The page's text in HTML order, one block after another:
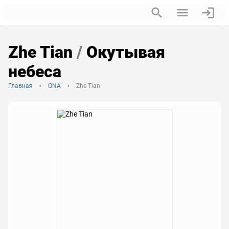
Zhe Tian / Окутывая
небеса
Главная ONA Zhe Tian